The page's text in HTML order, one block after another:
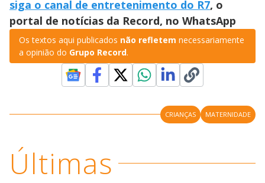
siga o canal de entretenimento do R7, o
portal de notícias da Record, no WhatsApp
Os textos aqui publicados não refletem necessariamente
a opinião do Grupo Record.
CRIANÇAS MATERNIDADE
Últimas